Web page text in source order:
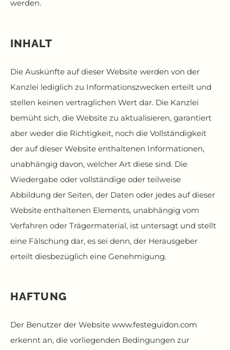
werden.
INHALT
Die Auskünfte auf dieser Website werden von der
Kanzlei lediglich zu Informationszwecken erteilt und
stellen keinen vertraglichen Wert dar. Die Kanzlei
bemüht sich, die Website zu aktualisieren, garantiert
aber weder die Richtigkeit, noch die Vollständigkeit
der auf dieser Website enthaltenen Informationen,
unabhängig davon, welcher Art diese sind. Die
Wiedergabe oder vollständige oder teilweise
Abbildung der Seiten, der Daten oder jedes auf dieser
Website enthaltenen Elements, unabhängig vom
Verfahren oder Trägermaterial, ist untersagt und stellt
eine Fälschung dar, es sei denn, der Herausgeber
erteilt diesbezüglich eine Genehmigung.
HAFTUNG
Der Benutzer der Website www.festeguidon.com
erkennt an, die vorliegenden Bedingungen zur